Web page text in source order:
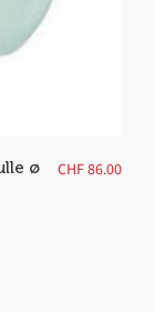
ø
CHF86.00